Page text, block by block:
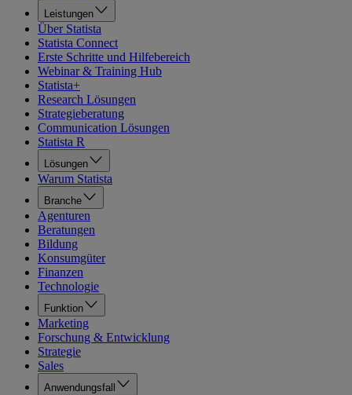
Leistungen
Über Statista
Statista Connect
Erste Schritte und Hilfebereich
Webinar & Training Hub
Statista+
Research Lösungen
Strategieberatung
Communication Lösungen
Statista R
Lösungen
Warum Statista
Branche
Agenturen
Beratungen
Bildung
Konsumgüter
Finanzen
Technologie
Funktion
Marketing
Forschung & Entwicklung
Strategie
Sales
Anwendungsfall